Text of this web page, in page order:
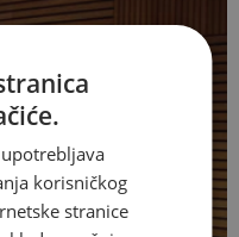
korisničkog
stranice